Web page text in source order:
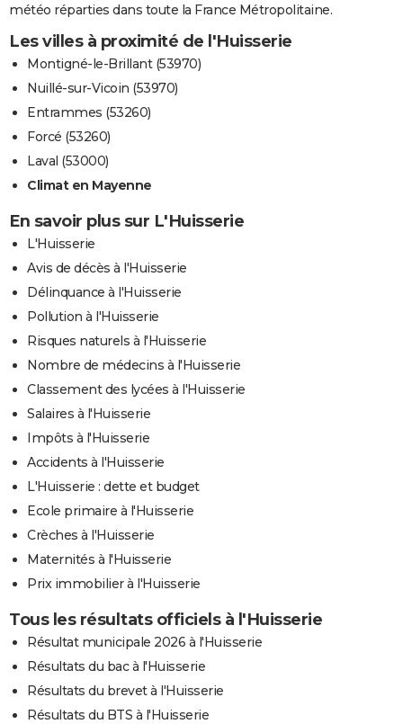
météo réparties dans toute la France Métropolitaine.
Les villes à proximité de l'Huisserie
Montigné-le-Brillant (53970)
Nuillé-sur-Vicoin (53970)
Entrammes (53260)
Forcé (53260)
Laval (53000)
Climat en Mayenne
En savoir plus sur L'Huisserie
L'Huisserie
Avis de décès à l'Huisserie
Délinquance à l'Huisserie
Pollution à l'Huisserie
Risques naturels à l'Huisserie
Nombre de médecins à l'Huisserie
Classement des lycées à l'Huisserie
Salaires à l'Huisserie
Impôts à l'Huisserie
Accidents à l'Huisserie
L'Huisserie : dette et budget
Ecole primaire à l'Huisserie
Crèches à l'Huisserie
Maternités à l'Huisserie
Prix immobilier à l'Huisserie
Tous les résultats officiels à l'Huisserie
Résultat municipale 2026 à l'Huisserie
Résultats du bac à l'Huisserie
Résultats du brevet à l'Huisserie
Résultats du BTS à l'Huisserie